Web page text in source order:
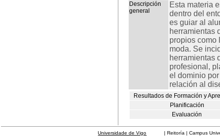
Descripción
general
Esta materia
dentro del
es guiar al
herramientas
propios como
moda. Se
herramientas
profesional,
el dominio
relación al
Resultados de Formación y
Planificación
Evaluación
Universidade de Vigo | Reitoría | Campus